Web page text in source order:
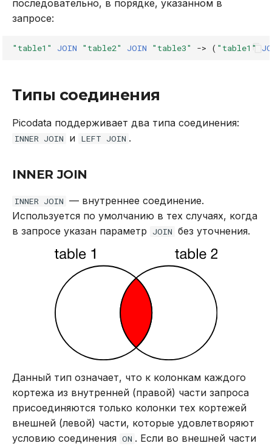
в Oracle Weblogic
сайзингу
DROP INDEX
DROP PLUGIN
DROP ROLE
DROP TABLE
GRANT
TRUNCATE TABLE
UPDATE
VALUES
последовательно, в порядке, указанном в
запросе:
"table1" JOIN "table2" JOIN "table3" -> ( "table1"
Типы соединения
Picodata поддерживает два типа соединения:
INNER JOIN и LEFT JOIN .
INNER JOIN
INNER JOIN — внутреннее соединение.
Используется по умолчанию в тех случаях, когда
в запросе указан параметр
JOIN без уточнения.
Данный тип означает, что к колонкам каждого
кортежа из внутренней (правой) части запроса
присоединяются только колонки тех кортежей
внешней (левой) части, которые удовлетворяют
условию соединения ON . Если во внешней части